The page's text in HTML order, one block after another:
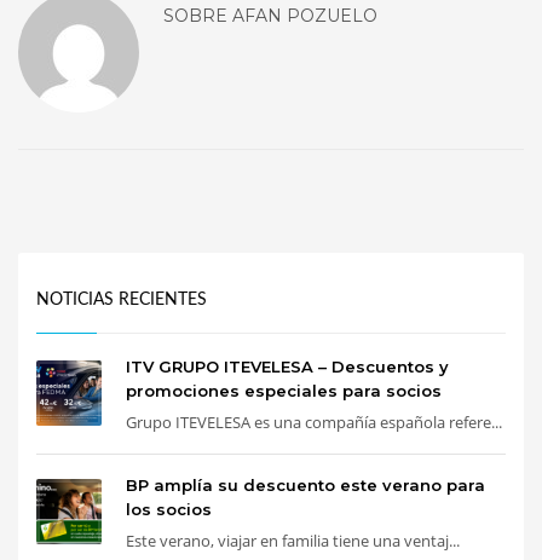
SOBRE AFAN POZUELO
NOTICIAS RECIENTES
ITV GRUPO ITEVELESA – Descuentos y
promociones especiales para socios
Grupo ITEVELESA es una compañía española refere...
BP amplía su descuento este verano para
los socios
Este verano, viajar en familia tiene una ventaj...